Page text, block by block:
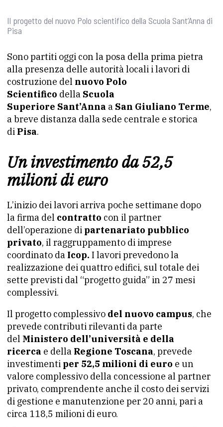
Il progetto del nuovo Polo scientifico della Scuola Sant’Anna di
Pisa
Sono partiti oggi con la posa della prima pietra
alla presenza delle autorità locali i lavori di
costruzione del nuovo Polo
Scientifico della Scuola
Superiore Sant’Anna a San Giuliano Terme,
a breve distanza dalla sede centrale e storica
di Pisa.
Un investimento da 52,5
milioni di euro
L’inizio dei lavori arriva poche settimane dopo
la firma del contratto con il partner
dell’operazione di partenariato pubblico
privato, il raggruppamento di imprese
coordinato da Icop. I lavori prevedono la
realizzazione dei quattro edifici, sul totale dei
sette previsti dal “progetto guida” in 27 mesi
complessivi.
Il progetto complessivo del nuovo campus, che
prevede contributi rilevanti da parte
del Ministero dell’università e della
ricerca e della Regione Toscana, prevede
investimenti per 52,5 milioni di euro e un
valore complessivo della concessione al partner
privato, comprendente anche il costo dei servizi
di gestione e manutenzione per 20 anni, pari a
circa 118,5 milioni di euro.